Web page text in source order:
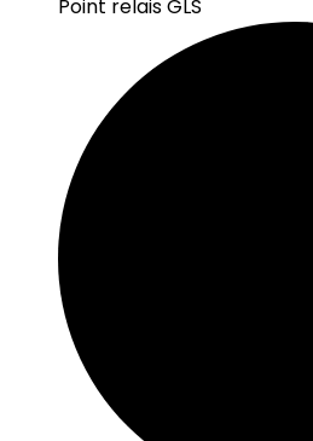
Point relais GLS